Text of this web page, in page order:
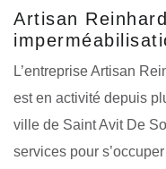
Artisan
L’entreprise Artisan
est en activité depuis
ville de Saint Avit De
services pour